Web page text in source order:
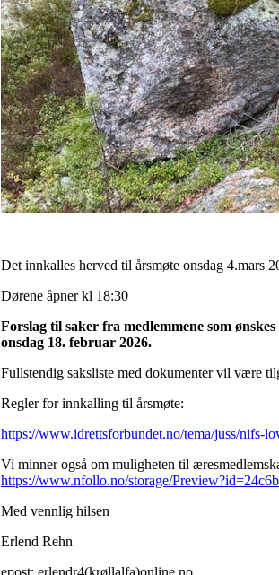
Det innkalles herved til årsmøte onsdag 4.mars
Dørene åpner kl 18:30
Forslag til saker fra medlemmene som
onsdag 18. februar 2026.
Fullstendig saksliste med dokumenter vil være
Regler for innkalling til årsmøte:
https://www.idrettsforbundet.no/tema/juss/nifs-
Vi minner også om muligheten til
https://www.nfollo.no/storage/
Med vennlig hilsen
Erlend Rehn
epost: erlendr4(krøllalfa)online.no